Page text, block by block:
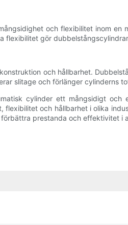
och flexibilitet inom
flexibilitet gör
och hållbarhet.
slitage och förlänger cylinderns
cylinder ett mångsidigt
och hållbarhet i olika
prestanda och effektivitet i